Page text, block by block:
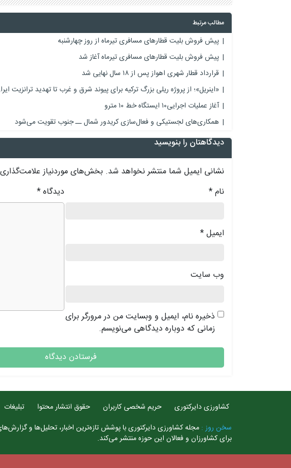
مطالب مرتبط
پیش فروش بلیت‌ قطارهای مسافری تیرماه از روز چهارشنبه
پیش فروش بلیت‌ قطارهای مسافری تیرماه آغاز شد
قرارداد قطار شهری اهواز پس از ۱۸ سال نهایی شد
«اینریل»؛ از پروژه ریلی بزرگ ترکیه برای پیوند شرق و غرب تا تهدید ترانزیت
آغاز عملیات اجرایی۱۰ ایستگاه خط ۱۰ مترو
همکاری‌های لجستیکی و فعال‌سازی کریدور شمال ــ جنوب تقویت می‌شود
دیدگاهتان را بنویسید
نشانی ایمیل شما منتشر نخواهد شد. بخش‌های موردنیاز
دیدگاه* نام*
ایمیل*
وب‌ سایت
ذخیره نام، ایمیل و وبسایت من در مرورگر برای
زمانی که دوباره دیدگاهی می‌نویسم.
کشاورزی دایرکتوری حریم شخصی کاربران حقوق انتشار محتوا تبلیغات
سخن روز : مجله کشاورزی دایرکتوری با پوشش تازه‌ترین اخبار، تحلیل‌ها و
برای کشاورزان و فعالان این حوزه منتشر می‌کند.